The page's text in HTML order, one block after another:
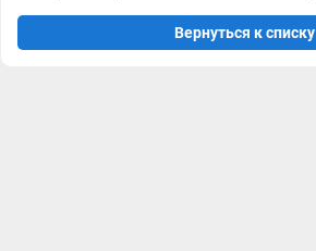
Вернуться к списку